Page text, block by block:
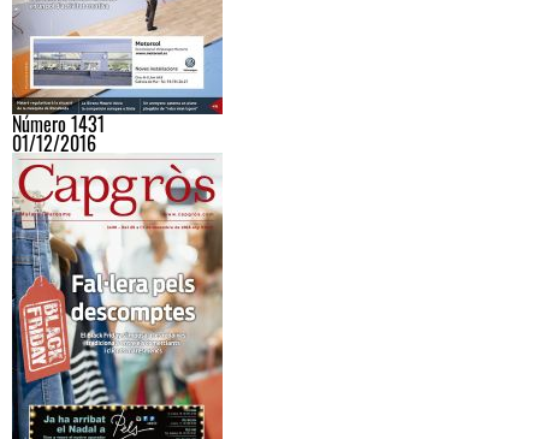
Número 1431
01/12/2016